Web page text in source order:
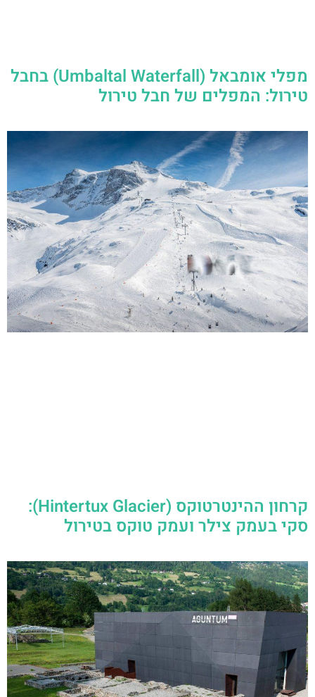
מפלי אומבאל (Umbaltal Waterfall) בחבל
טירול: המפלים של חבל טירול
קרחון ההינטרטוקס (Hintertux Glacier):
סקי בעמק צילר ועמק טוקס בטירול